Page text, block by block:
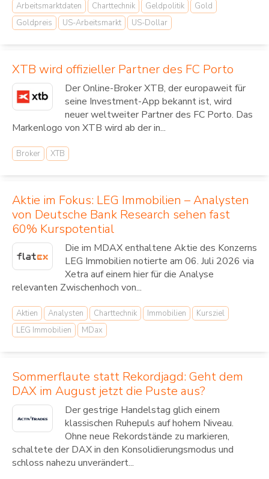
Arbeitsmarktdaten Charttechnik Geldpolitik
Gold
Goldpreis
US-Arbeitsmarkt US-Dollar
XTB wird offizieller Partner des FC Porto
Der Online-Broker XTB, der europaweit für
seine Investment-App bekannt ist, wird
neuer weltweiter Partner des FC Porto. Das
Markenlogo von XTB wird ab der in...
Broker XTB
Aktie im Fokus: LEG Immobilien – Analysten
von Deutsche Bank Research sehen fast
60% Kurspotential
Die im MDAX enthaltene Aktie des Konzerns
LEG Immobilien notierte am 06. Juli 2026 via
Xetra auf einem hier für die Analyse
relevanten Zwischenhoch von...
Aktien Analysten Charttechnik Immobilien
Kursziel
LEG Immobilien
MDax
Sommerflaute statt Rekordjagd: Geht dem
DAX im August jetzt die Puste aus?
Der gestrige Handelstag glich einem
klassischen Ruhepuls auf hohem Niveau.
Ohne neue Rekordstände zu markieren,
schaltete der DAX in den Konsolidierungsmodus und
schloss nahezu unverändert...